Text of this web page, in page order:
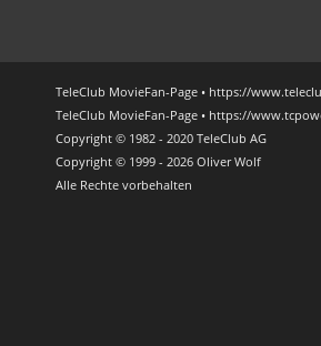
TeleClub MovieFan-Page • https://
TeleClub MovieFan-Page • https://
Copyright © 1982 - 2020 TeleClub AG
Copyright © 1999 - 2026 Oliver Wolf
Alle Rechte vorbehalten